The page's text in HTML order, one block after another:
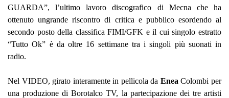
GUARDA”, l’ultimo lavoro discografico di Mecna che ha
ottenuto ungrande riscontro di critica e pubblico esordendo al
secondo posto della classifica FIMI/GFK e il cui singolo estratto
“Tutto Ok” è da oltre 16 settimane tra i singoli più suonati in
radio.
Nel VIDEO, girato interamente in pellicolada Enea Colombiper
una produzione diBorotalco TV, la partecipazione dei tre artisti